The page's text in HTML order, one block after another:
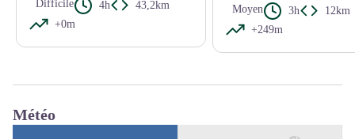
Difficile 4h
43,2km
+0m
Moyen 3h
12km
+249m
Météo